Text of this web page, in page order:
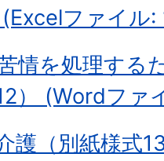
ファイル:
情を処理する
） (Wordファ
護（別紙様式